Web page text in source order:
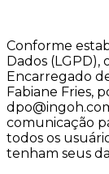
Conforme
Dados
Encarregado
Fabiane Fries,
comunicação
todos os
tenham seus